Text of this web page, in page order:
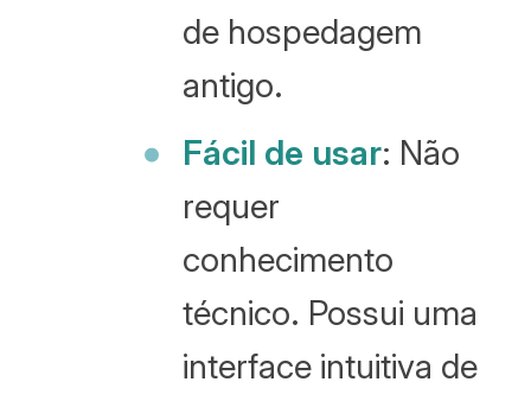
de hospedagem
antigo.
Fácil de usar: Não
requer
conhecimento
técnico. Possui uma
interface intuitiva de